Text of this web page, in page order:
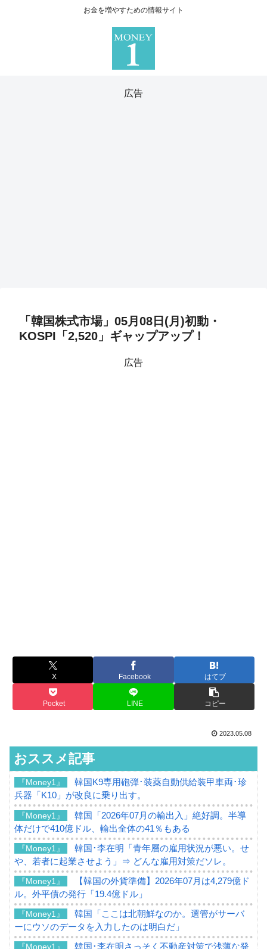
お金を増やすための情報サイト
広告
「韓国株式市場」05月08日(月)初動・
KOSPI「2,520」ギャップアップ！
広告
X Facebook はてブ
Pocket LINE コピー
2023.05.08
おススメ記事
『Money1』
韓国K9専用砲弾･装薬自動供給装甲車両･珍
兵器「K10」が改良に乗り出す。
『Money1』
韓国「2026年07月の輸出入」絶好調。半導
体だけで410億ドル、輸出全体の41％もある
『Money1』
韓国･李在明「青年層の雇用状況が悪い。せ
や、若者に起業させよう」⇒ どんな雇用対策だソレ。
『Money1』
【韓国の外貨準備】2026年07月は4,279億ド
ル。外平債の発行「19.4億ドル」
『Money1』
韓国「ここは北朝鮮なのか。選管がサーバ
ーにウソのデータを入力したのは明白だ」
『Money1』
韓国･李在明さっそく不動産対策で浅薄な発